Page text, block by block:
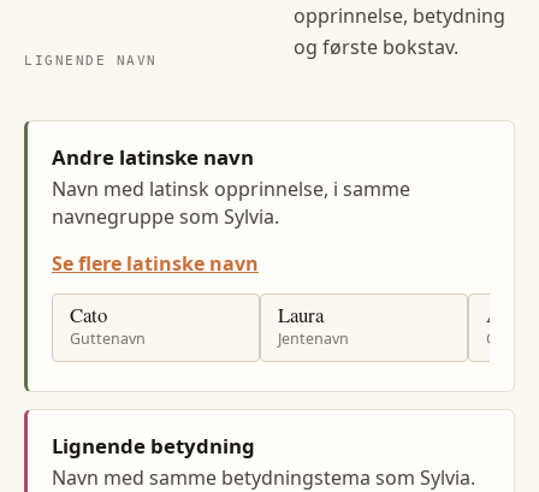
LIGNENDE NAVN
opprinnelse, betydning
og første bokstav.
Andre latinske navn
Navn med latinsk opprinnelse, i samme
navnegruppe som Sylvia.
Se flere latinske navn
Cato
Guttenavn
Laura
Jentenavn
Lignende betydning
Navn med samme betydningstema som Sylvia.